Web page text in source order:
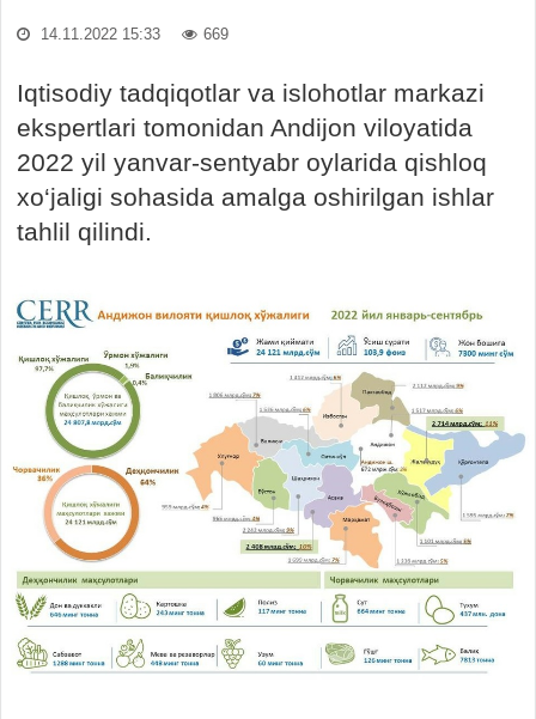
14.11.2022 15:33 669
Iqtisodiy tadqiqotlar va islohotlar markazi
ekspertlari tomonidan Andijon viloyatida
2022 yil yanvar-sentyabr oylarida qishloq
xo‘jaligi sohasida amalga oshirilgan ishlar
tahlil qilindi.